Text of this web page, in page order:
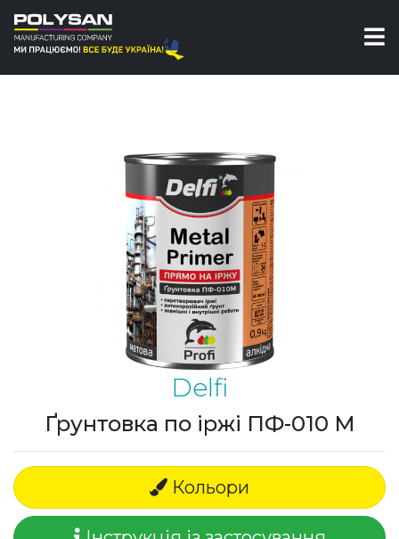
Ґрунтовки
Ґрунтовка по іржі ПФ-010 М Delfi
Delfi
Ґрунтовка по іржі ПФ-010 М
Кольори